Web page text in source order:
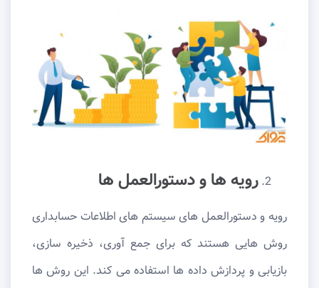
رویه ها و دستورالعمل ها
رویه و دستورالعمل های سیستم های اطلاعات حسابداری
روش هایی هستند که برای جمع آوری، ذخیره سازی،
بازیابی و پردازش داده ها استفاده می کند. این روش ها